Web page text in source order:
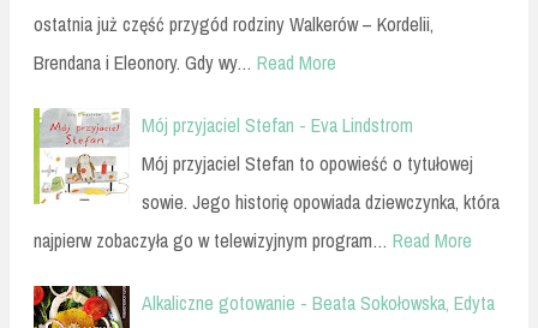
ostatnia już część przygód rodziny Walkerów – Kordelii,
Brendana i Eleonory. Gdy wy… Read More
Mój przyjaciel Stefan - Eva Lindstrom
Mój przyjaciel Stefan to opowieść o tytułowej
sowie. Jego historię opowiada dziewczynka, która
najpierw zobaczyła go w telewizyjnym program… Read More
Alkaliczne gotowanie - Beata Sokołowska, Edyta